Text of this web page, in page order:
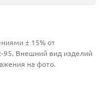
± 15% от
95. Внешний вид изделий
на фото.